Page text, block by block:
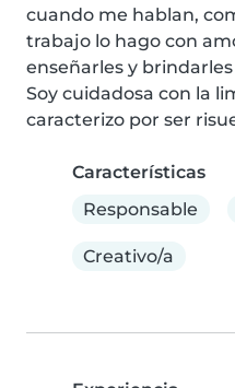
cuando me hablan,
trabajo lo hago con
enseñarles y
Soy cuidadosa con la
caracterizo por ser
Características
Responsable
Creativo/a